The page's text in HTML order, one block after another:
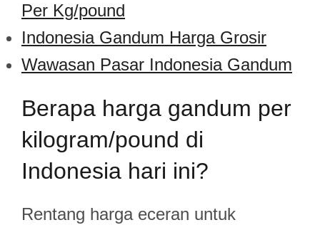
Per Kg/pound
Indonesia Gandum Harga Grosir
Wawasan Pasar Indonesia Gandum
Berapa harga gandum per
kilogram/pound di
Indonesia hari ini?
Rentang harga eceran untuk